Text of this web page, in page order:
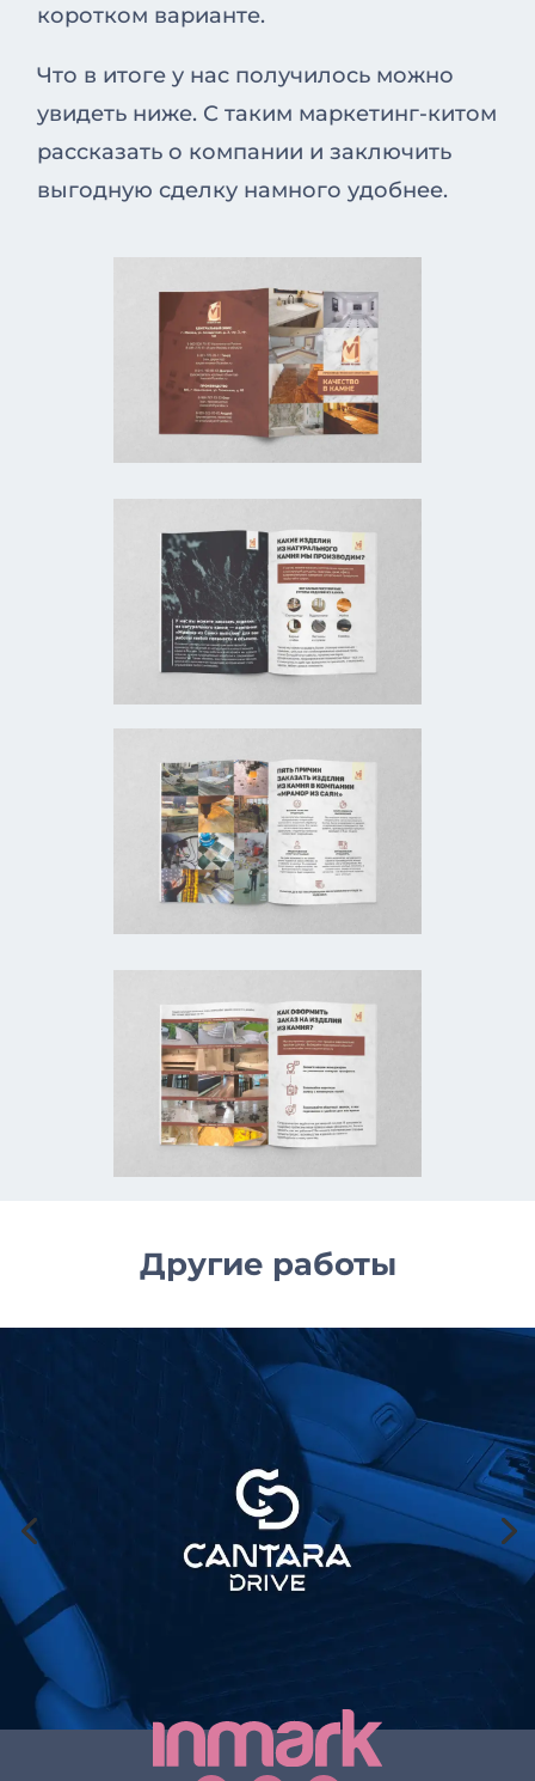
коротком варианте.
Что в итоге у нас получилось можно
увидеть ниже. С таким маркетинг-китом
рассказать о компании и заключить
выгодную сделку намного удобнее.
Другие работы